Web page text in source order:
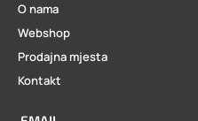
O nama
Webshop
Prodajna mjesta
Kontakt